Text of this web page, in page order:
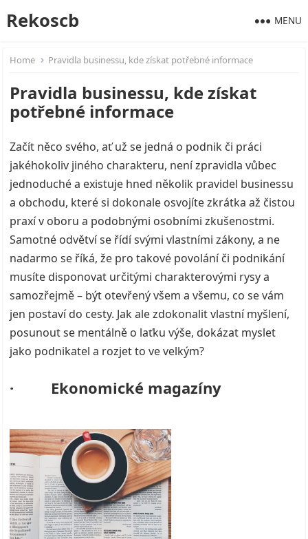
Rekoscb MENU
Home Pravidla businessu, kde získat potřebné informace
Pravidla businessu, kde získat
potřebné informace
Začít něco svého, ať už se jedná o podnik či práci
jakéhokoliv jiného charakteru, není zpravidla vůbec
jednoduché a existuje hned několik pravidel businessu
a obchodu, které si dokonale osvojíte zkrátka až čistou
praxí v oboru a podobnými osobními zkušenostmi.
Samotné odvětví se řídí svými vlastními zákony, a ne
nadarmo se říká, že pro takové povolání či podnikání
musíte disponovat určitými charakterovými rysy a
samozřejmě – být otevřený všem a všemu, co se vám
jen postaví do cesty. Jak ale zdokonalit vlastní myšlení,
posunout se mentálně o laťku výše, dokázat myslet
jako podnikatel a rozjet to ve velkým?
· Ekonomické magazíny